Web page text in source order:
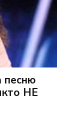
песню
НЕ